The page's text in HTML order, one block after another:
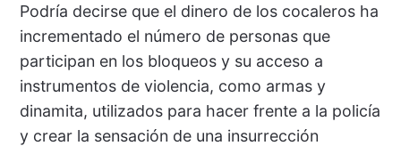
Podría decirse que el dinero de los cocaleros ha
incrementado el número de personas que
participan en los bloqueos y su acceso a
instrumentos de violencia, como armas y
dinamita, utilizados para hacer frente a la policía
y crear la sensación de una insurrección